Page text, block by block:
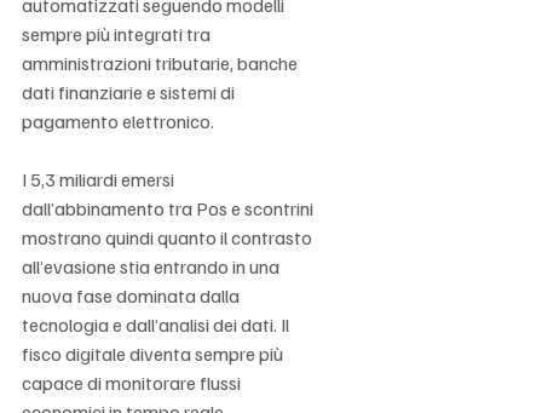
sempre più integrati tra
amministrazioni tributarie, banche
dati finanziarie e sistemi di
pagamento elettronico.
I 5,3 miliardi emersi
dall’abbinamento tra Pos e scontrini
mostrano quindi quanto il contrasto
all’evasione stia entrando in una
nuova fase dominata dalla
tecnologia e dall’analisi dei dati. Il
fisco digitale diventa sempre più
capace di monitorare flussi